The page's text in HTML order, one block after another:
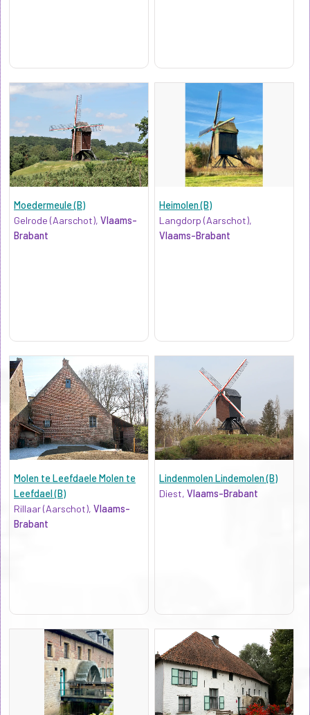
Moedermeule (B)
Gelrode (Aarschot), Vlaams-
Brabant
Heimolen (B)
Langdorp (Aarschot),
Vlaams-Brabant
Molen te Leefdaele Molen te
Leefdael (B)
Rillaar (Aarschot), Vlaams-
Brabant
Lindenmolen Lindemolen (B)
Diest,Vlaams-Brabant